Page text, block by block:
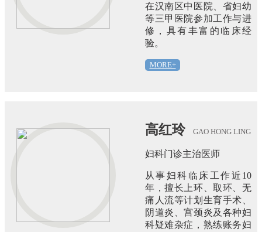
在汉南区中医院、省妇幼
等三甲医院参加工作与进
修，具有丰富的临床经
验。
MORE+
高红玲 GAO HONG LING
妇科门诊主治医师
从事妇科临床工作近10
年，擅长上环、取环、无
痛人流等计划生育手术、
阴道炎、宫颈炎及各种妇
科疑难杂症，熟练账务妇